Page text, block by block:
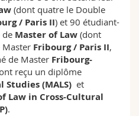
(dont quatre le Double
/ Paris II) et 90 étudiant-
de Master of Law (dont
Fribourg / Paris II,
de Master Fribourg-
reçu un diplôme
Studies (MALS) et
Law in Cross-Cultural
.